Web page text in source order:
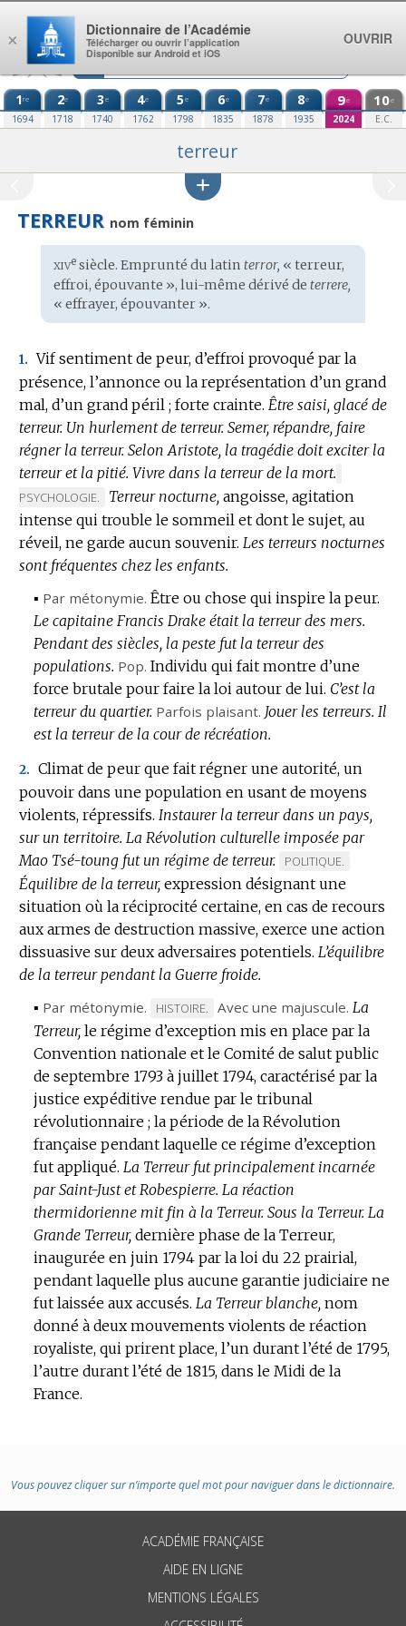
Aller au contenu
1re
1694
2e
1718
3e
1740
4e
1762
5e
1798
6e
1835
7e
1878
8e
1935
9e
2024
10e
E.C.
terreur
TERREUR nom féminin
Étymologie
:
xivesiècle. Emprunté du latin terror, « terreur,
effroi, épouvante », lui-même dérivé de terrere,
« effrayer, épouvanter ».
1. Vif sentiment de peur, d’effroi provoqué par la
présence, l’annonce ou la représentation d’un grand
mal, d’un grand péril ; forte crainte. Être saisi, glacé de
terreur. Un hurlement de terreur. Semer, répandre, faire
régner la terreur. Selon Aristote, la tragédie doit exciter la
terreur et la pitié. Vivre dans la terreur de la mort.
DE
DOMAINE
:
PSYCHOLOGIE. Terreur nocturne, angoisse, agitation
intense qui trouble le sommeil et dont le sujet, au
réveil, ne garde aucun souvenir. Les terreurs nocturnes
sont fréquentes chez les enfants.
▪ Par métonymie. Être ou chose qui inspire la peur.
Le capitaine Francis Drake était la terreur des mers.
Pendant des siècles, la peste fut la terreur des
populations. Pop. Individu qui fait montre d’une
force brutale pour faire la loi autour de lui. C’est la
terreur du quartier. Parfois plaisant. Jouer les terreurs. Il
est la terreur de la cour de récréation.
2. Climat de peur que fait régner une autorité, un
pouvoir dans une population en usant de moyens
violents, répressifs. Instaurer la terreur dans un pays,
sur un territoire. La Révolution culturelle imposée par
Mao Tsé-toung fut un régime de terreur.
MARQUE
DE
DOMAINE
:
POLITIQUE.
Équilibre de la terreur, expression désignant une
situation où la réciprocité certaine, en cas de recours
aux armes de destruction massive, exerce une action
dissuasive sur deux adversaires potentiels. L’équilibre
de la terreur pendant la Guerre froide.
▪ Par métonymie.
MARQUE
DE
DOMAINE
:
HISTOIRE. Avec une majuscule. La
Terreur, le régime d’exception mis en place par la
Convention nationale et le Comité de salut public
de septembre 1793 à juillet 1794, caractérisé par la
justice expéditive rendue par le tribunal
révolutionnaire ; la période de la Révolution
française pendant laquelle ce régime d’exception
fut appliqué. La Terreur fut principalement incarnée
par Saint-Just et Robespierre. La réaction
thermidorienne mit fin à la Terreur. Sous la Terreur. La
Grande Terreur, dernière phase de la Terreur,
inaugurée en juin 1794 par la loi du 22 prairial,
pendant laquelle plus aucune garantie judiciaire ne
fut laissée aux accusés. La Terreur blanche, nom
donné à deux mouvements violents de réaction
royaliste, qui prirent place, l’un durant l’été de 1795,
l’autre durant l’été de 1815, dans le Midi de la
France.
Vous pouvez cliquer sur n’importe quel mot pour naviguer dans le dictionnaire.
ACADÉMIE FRANÇAISE
AIDE EN LIGNE
MENTIONS LÉGALES
×
Dictionnaire de l’Académie
Télécharger ou ouvrir l’application
Disponible sur Android et iOS
OUVRIR